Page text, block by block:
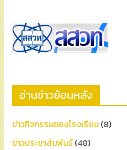
อ่านข่าวย้อนหลัง
ข่าวกิจกรรมของโรงเรียน(8)
ข่าวประชาสัมพันธ์(48)